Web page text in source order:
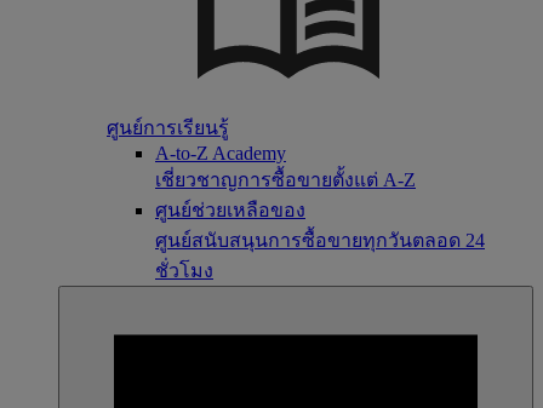
ศูนย์การเรียนรู้
A-to-Z Academy
เชี่ยวชาญการซื้อขายตั้งแต่ A-Z
ศูนย์ช่วยเหลือของ
ศูนย์สนับสนุนการซื้อขายทุกวันตลอด 24
ชั่วโมง